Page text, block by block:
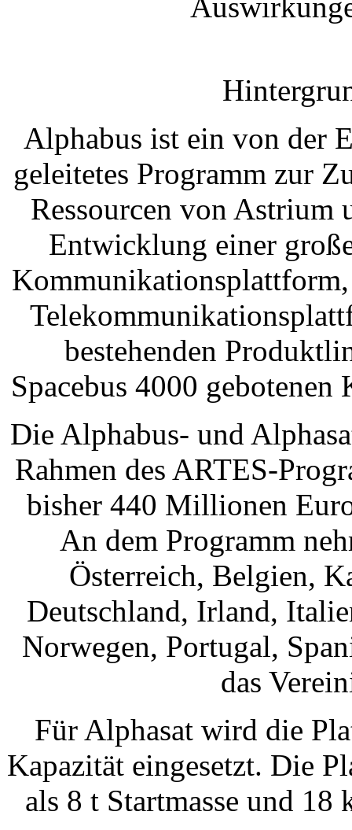
Alphabus ist ein von der
geleitetes Programm zur
Ressourcen von Astrium
Entwicklung einer
bestehenden
Spacebus 4000
Die Alphabus- und
Rahmen des ARTES-
bisher 440 Millionen
An dem Programm
Österreich, Belgien,
Deutschland, Irland,
Norwegen, Portugal,
das
Für Alphasat wird die
Kapazität eingesetzt. Die
als 8 t Startmasse und